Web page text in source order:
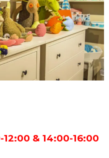
& 14:00-16:00